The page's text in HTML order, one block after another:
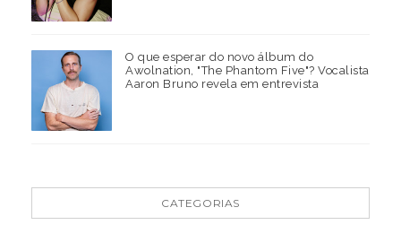
O que esperar do novo álbum do
Awolnation, "The Phantom Five"? Vocalista
Aaron Bruno revela em entrevista
CATEGORIAS